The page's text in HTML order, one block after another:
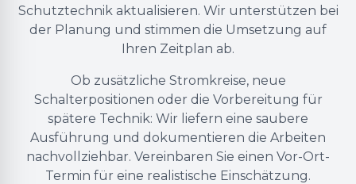
Schutztechnik aktualisieren. Wir unterstützen bei
der Planung und stimmen die Umsetzung auf
Ihren Zeitplan ab.
Ob zusätzliche Stromkreise, neue
Schalterpositionen oder die Vorbereitung für
spätere Technik: Wir liefern eine saubere
Ausführung und dokumentieren die Arbeiten
nachvollziehbar. Vereinbaren Sie einen Vor-Ort-
Termin für eine realistische Einschätzung.